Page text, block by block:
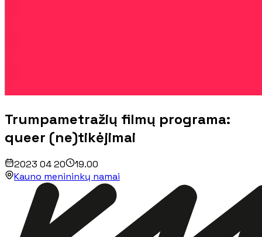
Trumpametražių filmų programa:
queer (ne)tikėjimai
2023 04 20
19.00
Kauno menininkų namai